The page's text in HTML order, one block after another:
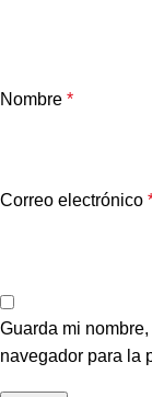
Nombre *
Correo electrónico
Guarda mi
navegador para la